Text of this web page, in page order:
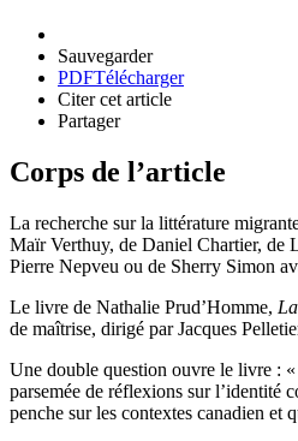
Sauvegarder
PDFTélécharger
Citer cet article
Partager
Corps de l’article
La recherche sur la littérature
Maïr Verthuy, de Daniel Chartier, de
Pierre Nepveu ou de Sherry Simon
Le livre de Nathalie Prud’Homme,
de maîtrise, dirigé par Jacques
Une double question ouvre le livre :
parsemée de réflexions sur l’identité
penche sur les contextes canadien et